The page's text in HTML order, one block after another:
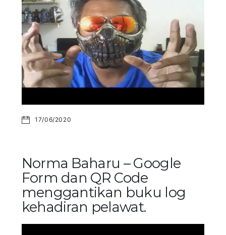
17/06/2020
Norma Baharu – Google
Form dan QR Code
menggantikan buku log
kehadiran pelawat.